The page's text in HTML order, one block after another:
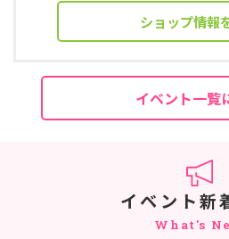
ショップ情報
イベント一覧
イベント新
What's